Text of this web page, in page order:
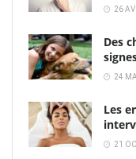
26
Des
24
Les
21